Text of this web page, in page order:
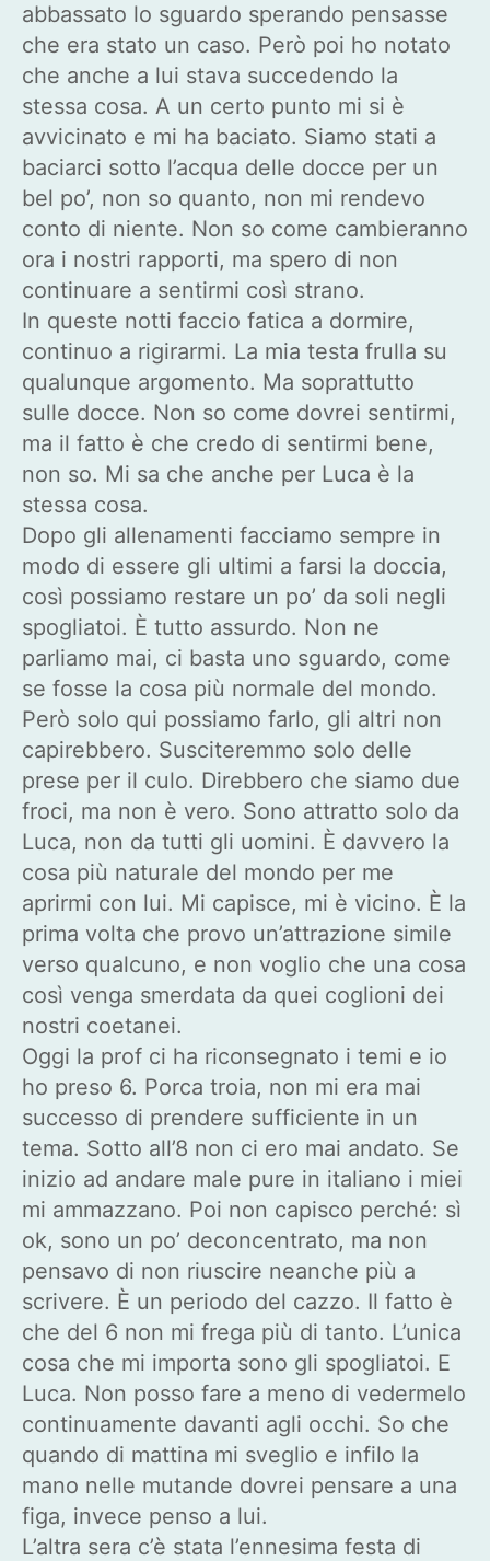
abbassato lo sguardo sperando pensasse
che era stato un caso. Però poi ho notato
che anche a lui stava succedendo la
stessa cosa. A un certo punto mi si è
avvicinato e mi ha baciato. Siamo stati a
baciarci sotto l’acqua delle docce per un
bel po’, non so quanto, non mi rendevo
conto di niente. Non so come cambieranno
ora i nostri rapporti, ma spero di non
continuare a sentirmi così strano.
In queste notti faccio fatica a dormire,
continuo a rigirarmi. La mia testa frulla su
qualunque argomento. Ma soprattutto
sulle docce. Non so come dovrei sentirmi,
ma il fatto è che credo di sentirmi bene,
non so. Mi sa che anche per Luca è la
stessa cosa.
Dopo gli allenamenti facciamo sempre in
modo di essere gli ultimi a farsi la doccia,
così possiamo restare un po’ da soli negli
spogliatoi. È tutto assurdo. Non ne
parliamo mai, ci basta uno sguardo, come
se fosse la cosa più normale del mondo.
Però solo qui possiamo farlo, gli altri non
capirebbero. Susciteremmo solo delle
prese per il culo. Direbbero che siamo due
froci, ma non è vero. Sono attratto solo da
Luca, non da tutti gli uomini. È davvero la
cosa più naturale del mondo per me
aprirmi con lui. Mi capisce, mi è vicino. È la
prima volta che provo un’attrazione simile
verso qualcuno, e non voglio che una cosa
così venga smerdata da quei coglioni dei
nostri coetanei.
Oggi la prof ci ha riconsegnato i temi e io
ho preso 6. Porca troia, non mi era mai
successo di prendere sufficiente in un
tema. Sotto all’8 non ci ero mai andato. Se
inizio ad andare male pure in italiano i miei
mi ammazzano. Poi non capisco perché: sì
ok, sono un po’ deconcentrato, ma non
pensavo di non riuscire neanche più a
scrivere. È un periodo del cazzo. Il fatto è
che del 6 non mi frega più di tanto. L’unica
cosa che mi importa sono gli spogliatoi. E
Luca. Non posso fare a meno di vedermelo
continuamente davanti agli occhi. So che
quando di mattina mi sveglio e infilo la
mano nelle mutande dovrei pensare a una
figa, invece penso a lui.
L’altra sera c’è stata l’ennesima festa di